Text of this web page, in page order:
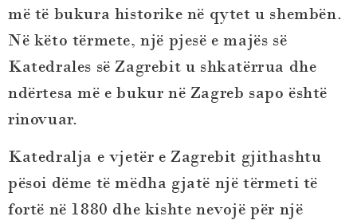
më të bukura historike në qytet u shembën.
Në këto tërmete, një pjesë e majës së
Katedrales së Zagrebit u shkatërrua dhe
ndërtesa më e bukur në Zagreb sapo është
rinovuar.
Katedralja e vjetër e Zagrebit gjithashtu
pësoi dëme të mëdha gjatë një tërmeti të
fortë në 1880 dhe kishte nevojë për një